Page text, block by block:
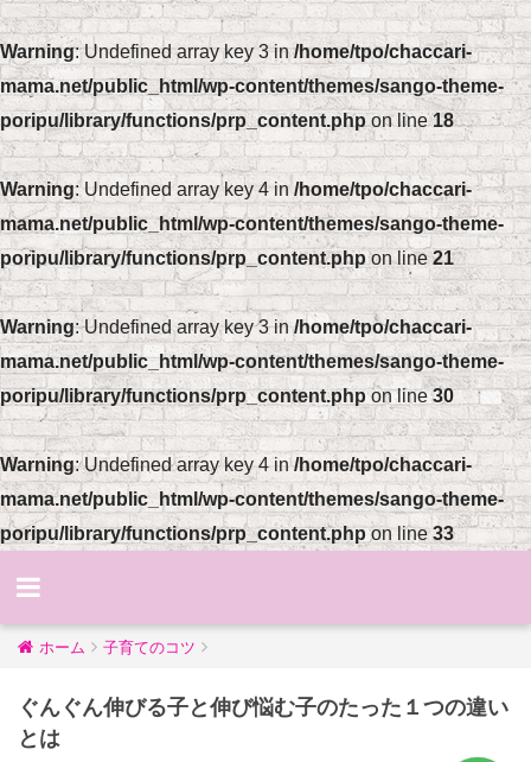
Warning: Undefined array key 3 in/home/tpo/chaccari-
mama.net/public_html/wp-content/themes/sango-theme-
poripu/library/functions/prp_content.phpon line18
Warning: Undefined array key 4 in/home/tpo/chaccari-
mama.net/public_html/wp-content/themes/sango-theme-
poripu/library/functions/prp_content.phpon line 21
Warning: Undefined array key 3 in/home/tpo/chaccari-
mama.net/public_html/wp-content/themes/sango-theme-
poripu/library/functions/prp_content.phpon line30
Warning: Undefined array key 4 in/home/tpo/chaccari-
mama.net/public_html/wp-content/themes/sango-theme-
poripu/library/functions/prp_content.phpon line33
ホーム 子育てのコツ
ぐんぐん伸びる子と伸び悩む子のたった１つの違い
とは